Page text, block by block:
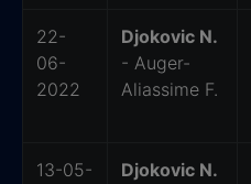
22-
06-
2022
Djokovic N.
- Auger-
Aliassime F.
13-05-
Djokovic N.